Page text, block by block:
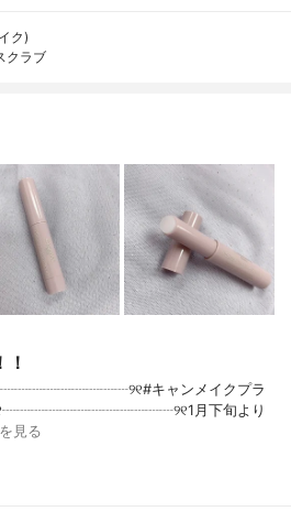
ク)
クラブ
キャンメイクプラ
月下旬より
見る